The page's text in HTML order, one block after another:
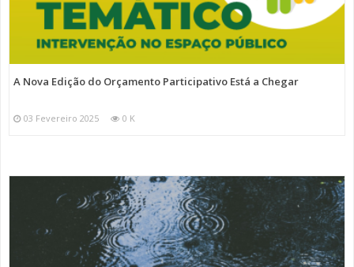
A Nova Edição do Orçamento Participativo Está a Chegar
03 Fevereiro 2025 0 K